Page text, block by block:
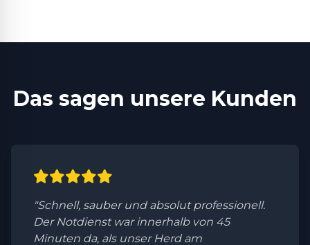
Das sagen unsere Kunden
"Schnell, sauber und absolut professionell.
Der Notdienst war innerhalb von 45
Minuten da, als unser Herd am